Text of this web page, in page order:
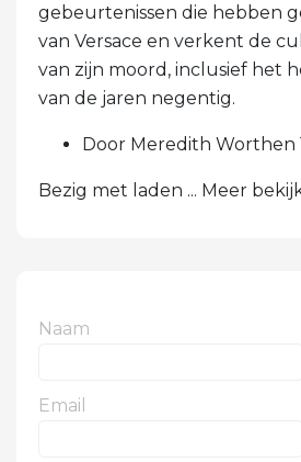
gebeurtenissen die hebben
van Versace en verkent de
van zijn moord, inclusief het
van de jaren negentig.
Door Meredith Worthen
Bezig met laden ... Meer
Naam
Email